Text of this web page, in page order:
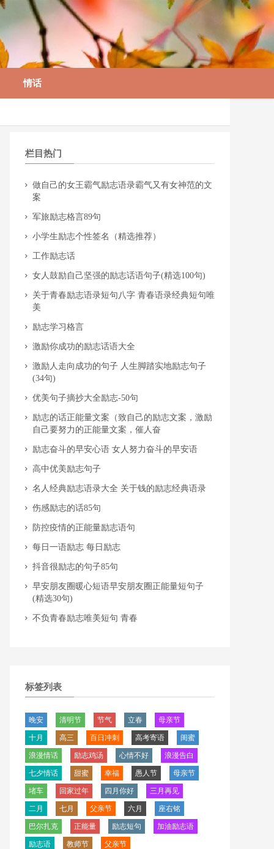
情话
栏目热门
​做自己的女王霸气励志语录霸气又有女神范的文
案
​军旅励志格言89句
​小学生励志个性签名（精选推荐）
​工作励志话
​女人鼓励自己坚强的励志话语句子(精选100句)
​关于青春励志语录短句八字 青春语录经典短句唯
美
​励志学习格言
​激励你成功的励志话语大全
​激励人走向成功的句子 人生脚踏实地励志句子
(34句)
​优美句子摘抄大全励志-50句
​励志的话正能量文案（致自己的励志文案，激励
自己要努力的正能量文案，催人奋
​励志奋斗的早安心语 女人努力奋斗的早安语
​高中优美励志句子
​名人经典励志语录大全 关于钱的励志经典语录
​伤感励志的话85句
​防控疫情的正能量励志语句
​每日一语励志 每日励志
​抖音很励志的句子85句
​早安朋友圈暖心短语早安朋友圈正能量短句子
(精选30句)
​不负青春励志唯美短句 青春
标签列表
晚安 清明节 节气 ​立春 母亲节
十月 ​高三 百日冲刺 ​高考寄语 闺蜜
浪漫情话 励志鸡汤 ​心情不好 浪漫告白
​七夕情话 甜蜜 幸福 愚人节 ​母亲节
堵车 回家过年 四月你好 三月再见
二月 ​七月 ​父亲节 六月 座右铭
​巴尔扎克 正能量 励志短句 加油励志语
励志语 教师节 父亲节